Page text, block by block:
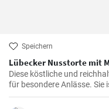
Speichern
Lübecker Nusstorte mit
Diese köstliche und
für besondere Anlässe.
Nüssen und einer
Schicht Marzipan umhüllt